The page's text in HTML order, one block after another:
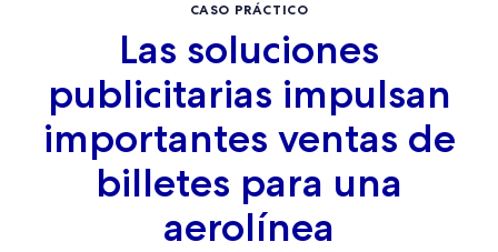
CASO PRÁCTICO
Las soluciones
publicitarias impulsan
importantes ventas de
billetes para una
aerolínea